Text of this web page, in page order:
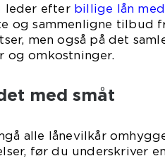
leder efter billige lån
og sammenligne tilbud
men også på det
og omkostninger.
med småt
alle lånevilkår
før du underskriver